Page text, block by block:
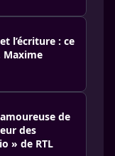
l’écriture : ce
Maxime
de
des
» de RTL